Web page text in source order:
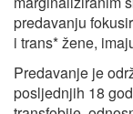
predavanju
i trans* žene,
Predavanje je
posljednjih 18